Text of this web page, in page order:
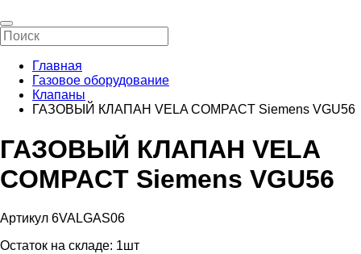
Главная
Газовое оборудование
Клапаны
ГАЗОВЫЙ КЛАПАН VELA COMPACT Siemens VGU56
ГАЗОВЫЙ КЛАПАН VELA
COMPACT Siemens VGU56
Артикул 6VALGAS06
Остаток на складе: 1шт